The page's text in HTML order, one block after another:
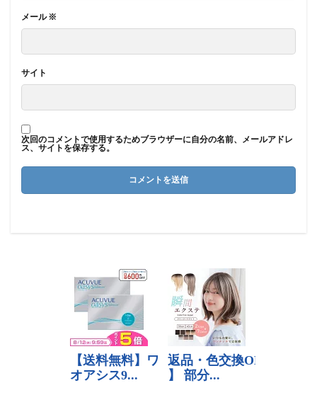
メール※
サイト
次回のコメントで使用するためブラウザーに自分の名前、メールアドレ
ス、サイトを保存する。